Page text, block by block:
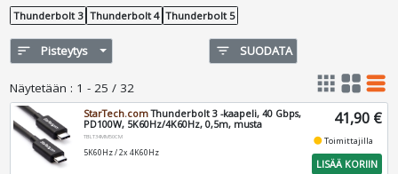
Thunderbolt 3 Thunderbolt 4 Thunderbolt 5
sort Pisteytys filter_list SUODATA
Näytetään : 1 - 25 / 32 apps grid_view table_rows
StarTech.comThunderbolt 3 -kaapeli, 40 Gbps,
PD100W, 5K60Hz/4K60Hz, 0,5m, musta
TBLT34MM50CM
5K60Hz / 2x 4K60Hz
41,90 €
fiber_manual_recordToimittajilla
LISÄÄ KORIIN